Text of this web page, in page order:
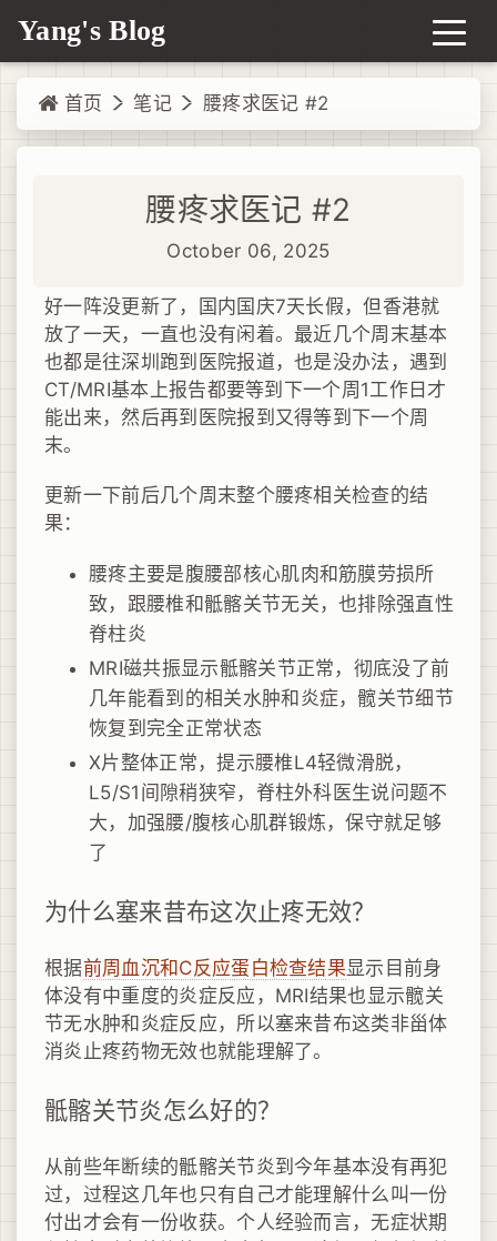
Yang's Blog
首页 笔记 腰疼求医记 #2
腰疼求医记 #2
October 06, 2025
好一阵没更新了，国内国庆7天长假，但香港就
放了一天，一直也没有闲着。最近几个周末基本
也都是往深圳跑到医院报道，也是没办法，遇到
CT/MRI基本上报告都要等到下一个周1工作日才
能出来，然后再到医院报到又得等到下一个周
末。
更新一下前后几个周末整个腰疼相关检查的结
果：
腰疼主要是腹腰部核心肌肉和筋膜劳损所
致，跟腰椎和骶髂关节无关，也排除强直性
脊柱炎
MRI磁共振显示骶髂关节正常，彻底没了前
几年能看到的相关水肿和炎症，髋关节细节
恢复到完全正常状态
X片整体正常，提示腰椎L4轻微滑脱，
L5/S1间隙稍狭窄，脊柱外科医生说问题不
大，加强腰/腹核心肌群锻炼，保守就足够
了
为什么塞来昔布这次止疼无效？
根据前周血沉和C反应蛋白检查结果显示目前身
体没有中重度的炎症反应，MRI结果也显示髋关
节无水肿和炎症反应，所以塞来昔布这类非甾体
消炎止疼药物无效也就能理解了。
骶髂关节炎怎么好的？
从前些年断续的骶髂关节炎到今年基本没有再犯
过，过程这几年也只有自己才能理解什么叫一份
付出才会有一份收获。个人经验而言，无症状期